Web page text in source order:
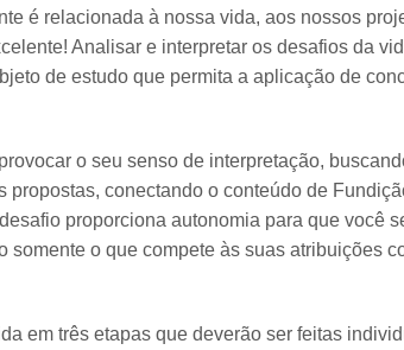
é relacionada à nossa vida, aos nossos
Analisar e interpretar os desafios da
de estudo que permita a aplicação de
o seu senso de interpretação,
propostas, conectando o conteúdo de
proporciona autonomia para que você
somente o que compete às suas atribuições
em três etapas que deverão ser feitas